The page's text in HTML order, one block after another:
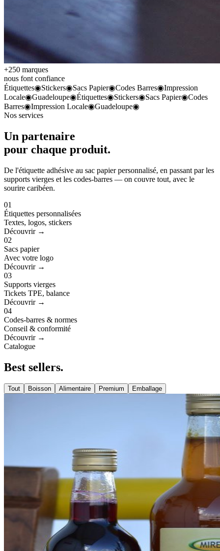
+250 marques
nous font confiance
Étiquettes◉Stickers◉Sacs Papier◉Codes Barres◉Impression
Locale◉Guadeloupe◉Étiquettes◉Stickers◉Sacs Papier◉Codes
Barres◉Impression Locale◉Guadeloupe◉
Nos services
Un partenaire
pour chaque produit.
De l'étiquette adhésive au sac papier personnalisé, en passant par les
supports vierges et les codes-barres — on couvre tout, avec le
sourire caribéen.
01
Étiquettes personnalisées
Textes, logos, stickers
Découvrir →
02
Sacs papier
Avec votre logo
Découvrir →
03
Supports vierges
Tickets TPE, balance
Découvrir →
04
Codes-barres & normes
Conseil & conformité
Découvrir →
Catalogue
Best sellers.
Tout Boisson Alimentaire Premium Emballage